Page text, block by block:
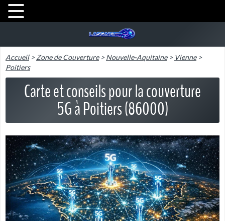
Accueil>Zone de Couverture>Nouvelle-Aquitaine> Vienne>
Poitiers
Carte et conseils pour la couverture
5G à Poitiers (86000)